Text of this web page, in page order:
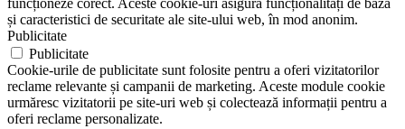
funcționeze corect. Aceste cookie-uri asigură funcționalități de bază
și caracteristici de securitate ale site-ului web, în mod anonim.
Publicitate
Publicitate
Cookie-urile de publicitate sunt folosite pentru a oferi vizitatorilor
reclame relevante și campanii de marketing. Aceste module cookie
urmăresc vizitatorii pe site-uri web și colectează informații pentru a
oferi reclame personalizate.